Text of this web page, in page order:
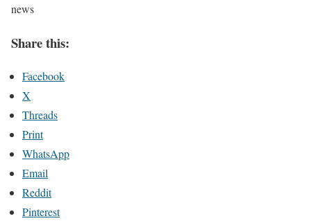
news
Share this:
Facebook
X
Threads
Print
WhatsApp
Email
Reddit
Pinterest